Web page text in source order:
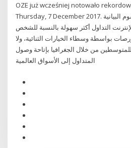
OZE już wcześniej notowało
Thursday, 7 December 2017. ثنائي خيارات القراد الرسوم البيانية
التداول أكثر سهولة بالنسبة للشخص
بواسطة وسطاء الخيارات الثنائية، ولا
للمتوسطين من خلال الجغرافيا بإتاحة وصول
المتداول إلى الأسواق العالمية